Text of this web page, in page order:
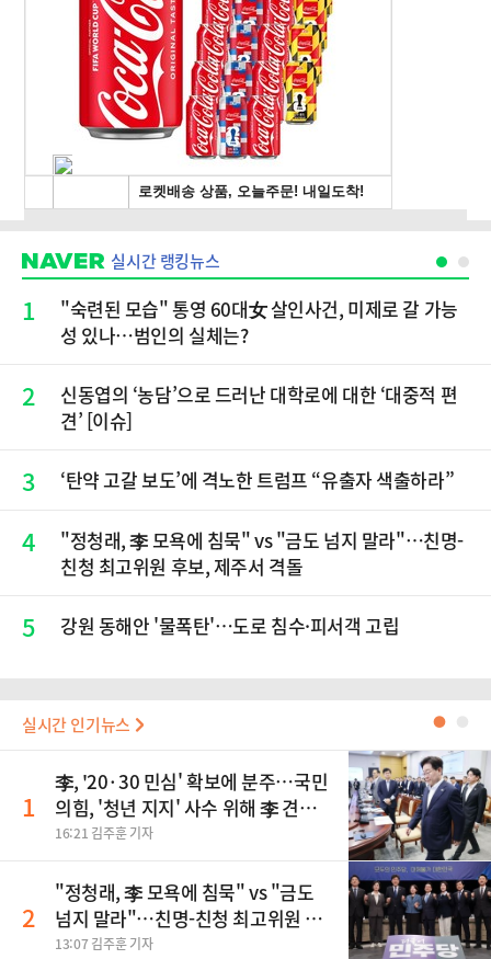
실시간 랭킹뉴스
1
"숙련된 모습" 통영 60대女 살인사건, 미제로 갈 가능
성 있나…범인의 실체는?
2
신동엽의 ‘농담’으로 드러난 대학로에 대한 ‘대중적 편
견’ [이슈]
3 ‘탄약 고갈 보도’에 격노한 트럼프 “유출자 색출하라”
4
"정청래, 李 모욕에 침묵" vs "금도 넘지 말라"…친명-
친청 최고위원 후보, 제주서 격돌
5 강원 동해안 '물폭탄'…도로 침수·피서객 고립
실시간 인기뉴스 ●
1
李, '20·30 민심' 확보에 분주…국민
의힘, '청년 지지' 사수 위해 李 견제
사활
16:21 김주훈 기자
2
"정청래, 李 모욕에 침묵" vs "금도
넘지 말라"…친명-친청 최고위원 후
보, 제주서 격돌
13:07 김주훈 기자